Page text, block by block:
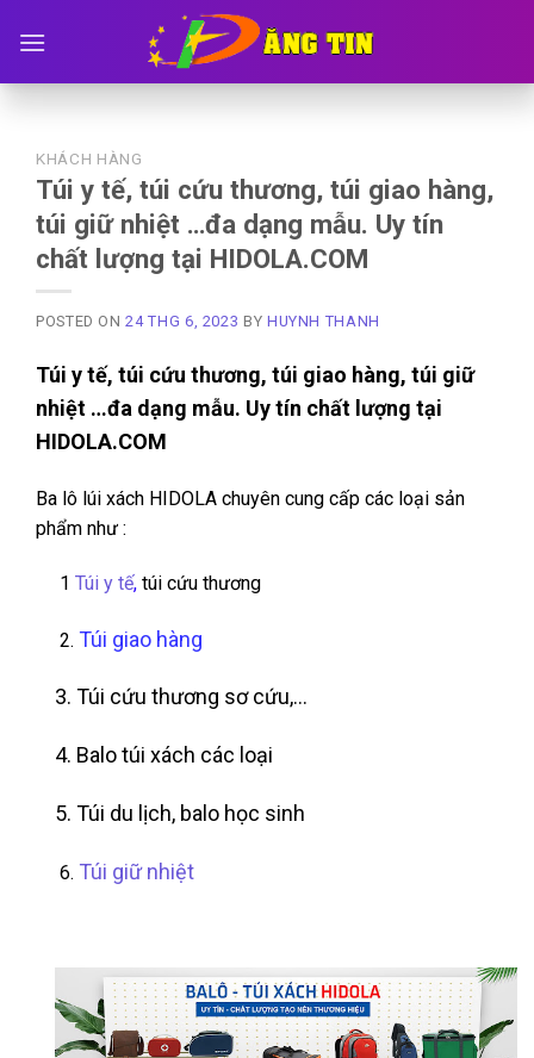
KHÁCH HÀNG
Túi y tế, túi cứu thương, túi giao hàng,
túi giữ nhiệt …đa dạng mẫu. Uy tín
chất lượng tại HIDOLA.COM
POSTED ON24 THG 6, 2023BY HUYNH THANH
Túi y tế, túi cứu thương, túi giao hàng, túi giữ
nhiệt …đa dạng mẫu. Uy tín chất lượng tại
HIDOLA.COM
Ba lô lúi xách HIDOLA chuyên cung cấp các loại sản
phẩm như :
1 Túi y tế, túi cứu thương
2. Túi giao hàng
3. Túi cứu thương sơ cứu,…
4. Balo túi xách các loại
5. Túi du lịch, balo học sinh
6. Túi giữ nhiệt